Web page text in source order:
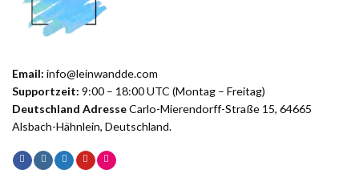
Email: info@leinwandde.com
Supportzeit: 9:00 – 18:00 UTC (Montag – Freitag)
Deutschland AdresseCarlo-Mierendorff-Straße 15, 64665
Alsbach-Hähnlein, Deutschland.